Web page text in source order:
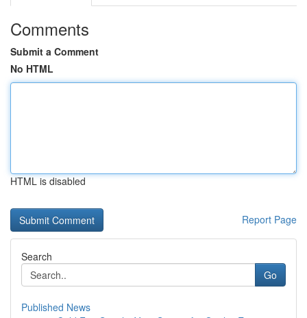
Comments
Submit a Comment
No HTML
HTML is disabled
Report Page
Search
Go
Published News